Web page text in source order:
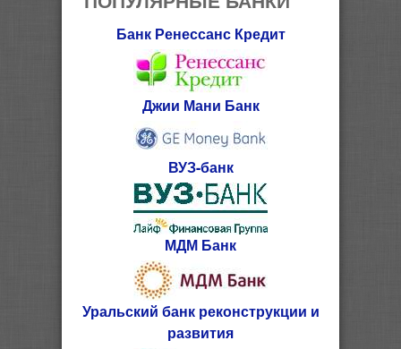
Банк Ренессанс Кредит
Джии Мани Банк
ВУЗ-банк
МДМ Банк
Уральский банк реконструкции и
развития